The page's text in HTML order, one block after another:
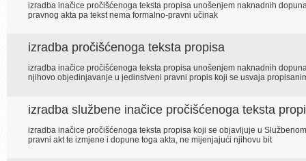
izradba inačice pročišćenoga teksta propisa unošenjem naknadnih
pravnog akta pa tekst nema formalno-pravni učinak
izradba pročišćenoga teksta propisa
izradba inačice pročišćenoga teksta propisa unošenjem naknadnih
njihovo objedinjavanje u jedinstveni pravni propis koji se usvaja
izradba službene inačice pročišćenoga teksta
izradba inačice pročišćenoga teksta propisa koji se objavljuje u
pravni akt te izmjene i dopune toga akta, ne mijenjajući njihovu bit